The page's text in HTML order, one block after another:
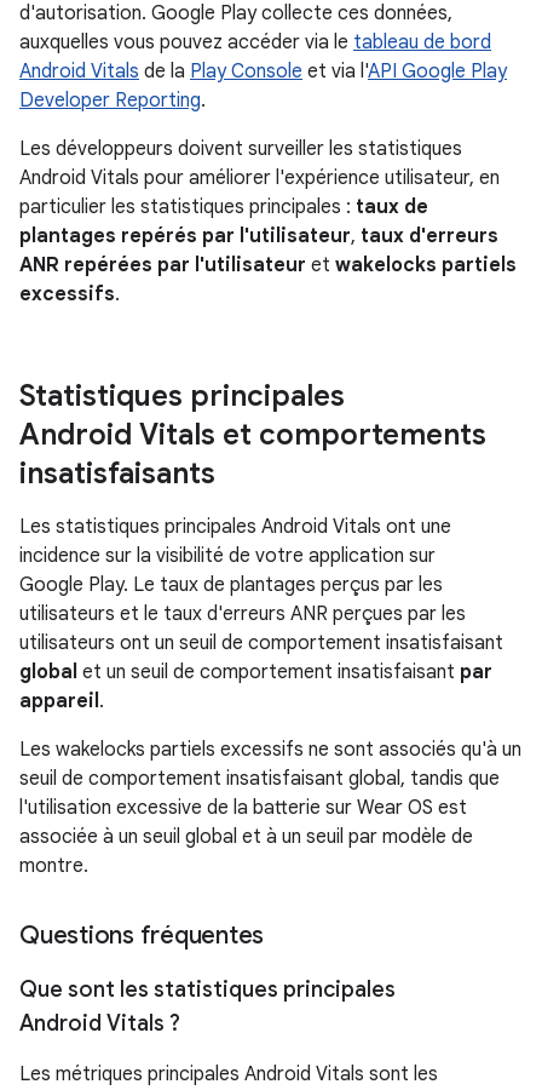
d'autorisation. Google Play collecte ces données,
auxquelles vous pouvez accéder via le tableau de bord
Android Vitals de la Play Console et via l'API Google Play
Developer Reporting.
Les développeurs doivent surveiller les statistiques
Android Vitals pour améliorer l'expérience utilisateur, en
particulier les statistiques principales : taux de
plantages repérés par l'utilisateur, taux d'erreurs
ANR repérées par l'utilisateur et wakelocks partiels
excessifs.
Statistiques principales
Android Vitals et comportements
insatisfaisants
Les statistiques principales Android Vitals ont une
incidence sur la visibilité de votre application sur
Google Play. Le taux de plantages perçus par les
utilisateurs et le taux d'erreurs ANR perçues par les
utilisateurs ont un seuil de comportement insatisfaisant
global et un seuil de comportement insatisfaisant par
appareil.
Les wakelocks partiels excessifs ne sont associés qu'à un
seuil de comportement insatisfaisant global, tandis que
l'utilisation excessive de la batterie sur Wear OS est
associée à un seuil global et à un seuil par modèle de
montre.
Questions fréquentes
Que sont les statistiques principales
Android Vitals ?
Les métriques principales Android Vitals sont les